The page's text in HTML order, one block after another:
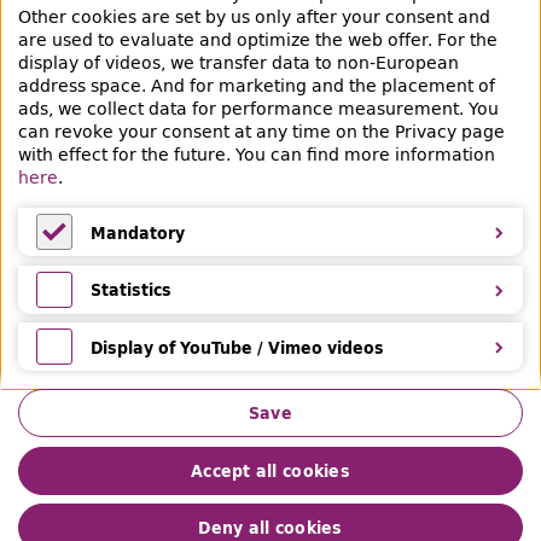
Veranstaltungen & Lernangebote
Veranstaltungsübersicht
Learning and advice offers
Eltern & Kinder
Ferien
Medientipps und Angebote
Impressum Datenschutz
Leichte Sprache
Other cookies are set by us only after your consent and
are used to evaluate and optimize the web offer. For the
display of videos, we transfer data to non-European
address space. And for marketing and the placement of
ads, we collect data for performance measurement. You
can revoke your consent at any time on the Privacy page
with effect for the future. You can find more information
here.
Mandatory
Mandatory
Statistics
Statistics
Display of YouTube / Vimeo videos
Display of YouTube / Vimeo videos
Save
Accept all cookies
Deny all cookies